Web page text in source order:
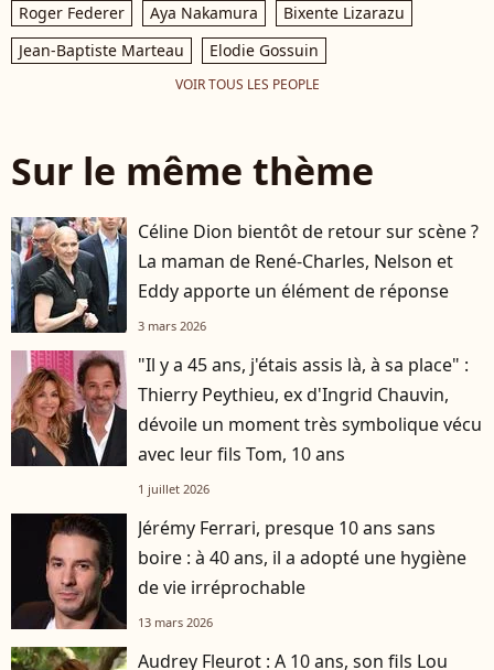
Roger Federer
Aya Nakamura
Bixente Lizarazu
Jean-Baptiste Marteau
Elodie Gossuin
VOIR TOUS LES PEOPLE
Sur le même thème
Céline Dion bientôt de retour sur scène ?
La maman de René-Charles, Nelson et
Eddy apporte un élément de réponse
3 mars 2026
"Il y a 45 ans, j'étais assis là, à sa place" :
Thierry Peythieu, ex d'Ingrid Chauvin,
dévoile un moment très symbolique vécu
avec leur fils Tom, 10 ans
1 juillet 2026
Jérémy Ferrari, presque 10 ans sans
boire : à 40 ans, il a adopté une hygiène
de vie irréprochable
13 mars 2026
Audrey Fleurot : A 10 ans, son fils Lou